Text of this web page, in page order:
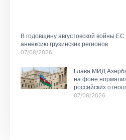
В годовщину августовской войны
аннексию грузинских регионов
07/08/2026
Глава МИД
на фоне
российских
07/08/2026